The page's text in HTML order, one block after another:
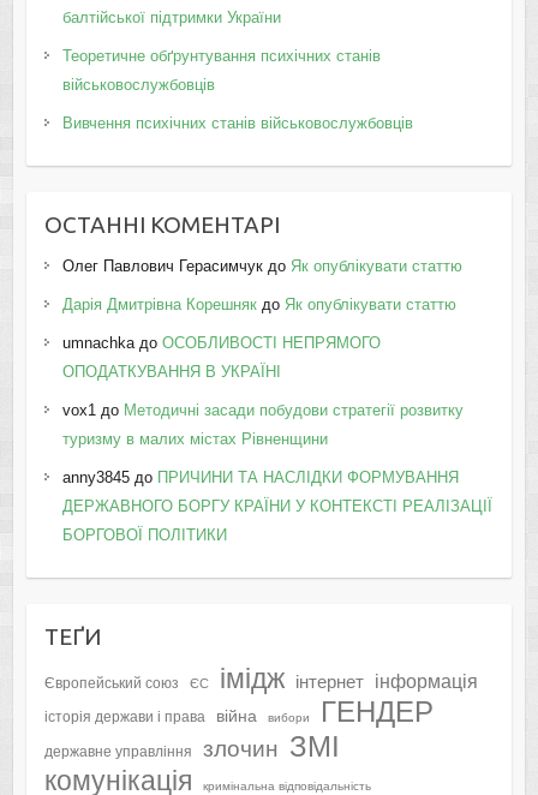
балтійської підтримки України
Теоретичне обґрунтування психічних станів
військовослужбовців
Вивчення психічних станів військовослужбовців
ОСТАННІ КОМЕНТАРІ
Олег Павлович Герасимчукдо Як опублікувати статтю
Дарія Дмитрівна Корешнякдо Як опублікувати статтю
umnachkaдо ОСОБЛИВОСТІ НЕПРЯМОГО
ОПОДАТКУВАННЯ В УКРАЇНІ
vox1до Методичні засади побудови стратегії розвитку
туризму в малих містах Рівненщини
anny3845до ПРИЧИНИ ТА НАСЛІДКИ ФОРМУВАННЯ
ДЕРЖАВНОГО БОРГУ КРАЇНИ У КОНТЕКСТІ РЕАЛІЗАЦІЇ
БОРГОВОЇ ПОЛІТИКИ
ТЕҐИ
Європейський союз ЄС імідж інтернет інформація
історія держави і права війна вибори ГЕНДЕР
державне управління злочин ЗМІ
комунікація кримінальна відповідальність